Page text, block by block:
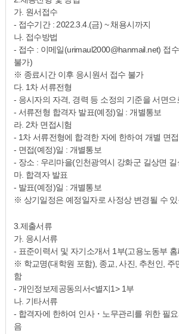
가. 원서접수
- 접수기간 : 2022.3.4.(금) ~ 채용시까지
나. 접수방법
- 접수 : 이메일(urimaul2000@hanmail.net) 접
불가)
※ 종료시간 이후 응시원서 접수 불가
다. 1차 서류전형
- 응시자의 자격, 경력 등 소정의 기준을 서면으
- 서류전형 합격자 발표(예정)일 : 개별통보
라. 2차 면접시험
- 1차 서류전형에 합격한 자에 한하여 개별 면
- 면접(예정)일 : 개별통보
- 장소 : 우리마을(인천광역시 강화군 길상면
마. 합격자 발표
- 발표(예정)일 : 개별통보
※ 상기일정은 예정일자로 사정상 변경될 수
3.제출서류
가. 응시서류
- 표준이력서 및 자기소개서 1부(고용노동부
※ 학교명(대학원 포함), 종교, 사진, 추천인, 주
함
- 개인정보제공동의서<별지1> 1부
나. 기타서류
- 합격자에 한하여 인사・노무관리를 위한 필
음